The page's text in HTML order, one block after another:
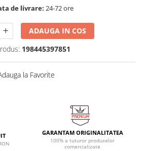
de livrare: 24-72 ore
ADAUGA IN COS
198445397851
la Favorite
GARANTAM ORIGINALITATEA
100% a tuturor produselor
comercializate